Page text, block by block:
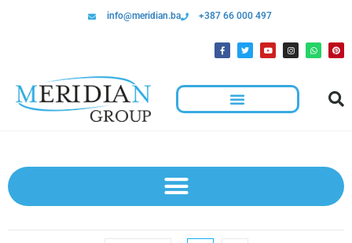
info@meridian.ba +387 66 000 497